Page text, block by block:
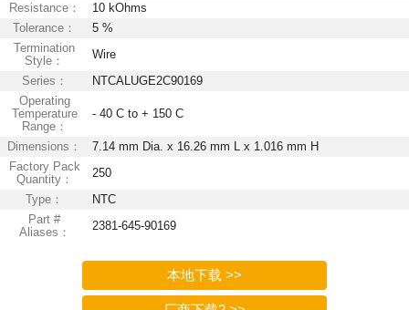
Resistance：
10 kOhms
Tolerance：
5 %
Termination
Style：
Wire
Series：
NTCALUGE2C90169
Operating
Temperature
Range：
- 40 C to + 150 C
Dimensions：
7.14 mm Dia. x 16.26 mm L x 1.016 mm H
Factory Pack
Quantity：
250
Type：
NTC
Part #
Aliases：
2381-645-90169
本地下载 >>